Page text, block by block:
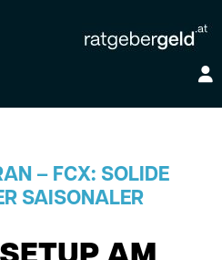
– FCX: SOLIDE
SAISONALER